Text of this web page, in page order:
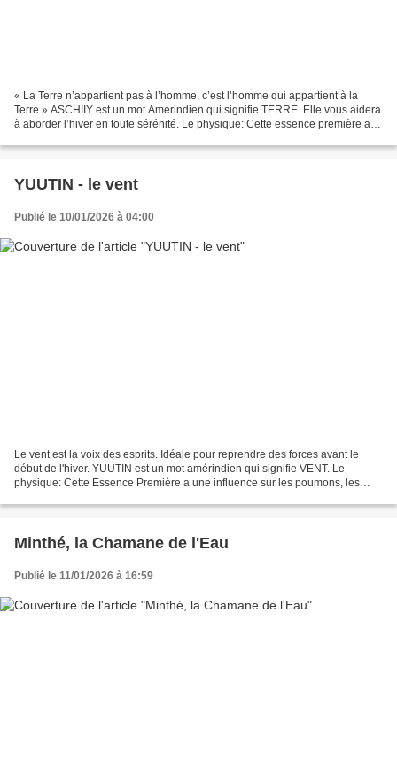
« La Terre n’appartient pas à l’homme, c’est l’homme qui appartient à la
Terre » ASCHIIY est un mot Amérindien qui signifie TERRE. Elle vous aidera
à aborder l’hiver en toute sérénité. Le physique: Cette essence première a
YUUTIN - le vent
Publié le 10/01/2026 à 04:00
Le vent est la voix des esprits. Idéale pour reprendre des forces avant le
début de l'hiver. YUUTIN est un mot amérindien qui signifie VENT. Le
physique: Cette Essence Première a une influence sur les poumons, les
Minthé, la Chamane de l'Eau
Publié le 11/01/2026 à 16:59